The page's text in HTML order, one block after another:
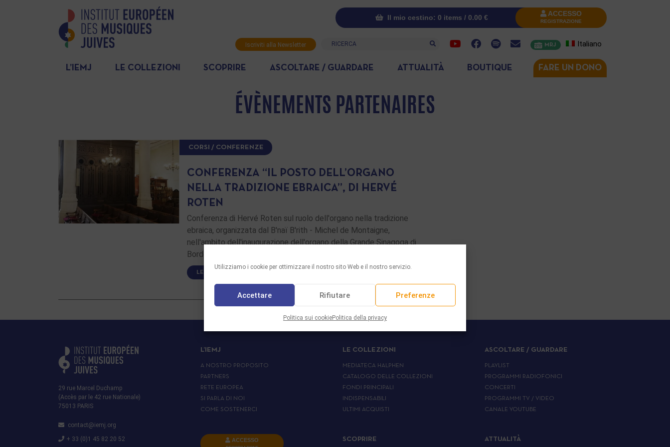
Utilizziamo i cookie per ottimizzare il nostro sito Web e il nostro servizio.
Accettare Rifiutare Preferenze
Politica sui cookiePolitica della privacy
Il mio cestino: 0 items / 0.00 € ACCESSO
REGISTRAZIONE
Iscriviti alla Newsletter Ricerca MRJ Italiano
L’IEMJ LE COLLEZIONI SCOPRIRE ASCOLTARE / GUARDARE ATTUALITÀ BOUTIQUE FARE UN DONO
ÉVÈNEMENTS PARTENAIRES
CORSI / CONFERENZE
CONFERENZA “IL POSTO DELL’ORGANO
NELLA TRADIZIONE EBRAICA”, DI HERVÉ
ROTEN
Conferenza di Hervé Roten sul ruolo dell'organo nella tradizione
ebraica, organizzata dal B'naï B'rith - Michel de Montaigne,
nell'ambito dell'inaugurazione dell'organo della Grande Sinagoga di
Bordeaux, che si è tenuta il 10 dicembre 2023 …
LEGGI DI PIÙ
29 rue Marcel Duchamp
(Accès par le 42 rue Nationale)
75013 PARIS
contact@iemj.org
+ 33 (0)1 45 82 20 52
L’IEMJ
A NOSTRO PROPOSITO
PARTNERS
RETE EUROPEA
SI PARLA DI NOI
COME SOSTENERCI
ACCESSO
LE COLLEZIONI
MEDIATECA HALPHEN
CATALOGO DELLE COLLEZIONI
FONDI PRINCIPALI
INDISPENSABILI
ULTIMI ACQUISTI
SCOPRIRE
ASCOLTARE / GUARDARE
PLAYLIST
PROGRAMMI RADIOFONICI
CONCERTI
PROGRAMMI TV / VIDEO
CANALE YOUTUBE
ATTUALITÀ